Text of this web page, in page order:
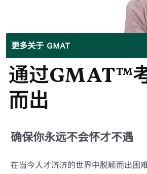
更多关于 GMAT
通过GMAT™
而出
确保你永远不会怀才不遇
在当今人才济济的世界中脱颖而出困